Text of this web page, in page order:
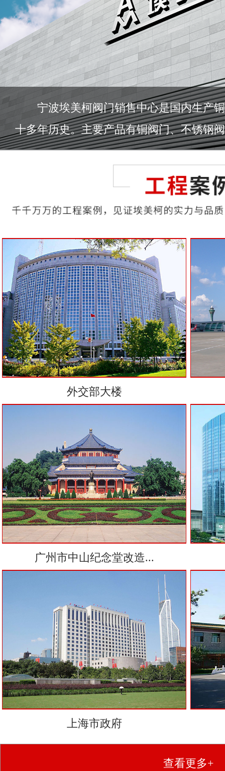
宁波埃美柯阀门销售中心是国内生产铜
十多年历史。主要产品有铜阀门、不锈钢
外交部大楼
广州市中山纪念堂改造...
上海市政府
查看更多+